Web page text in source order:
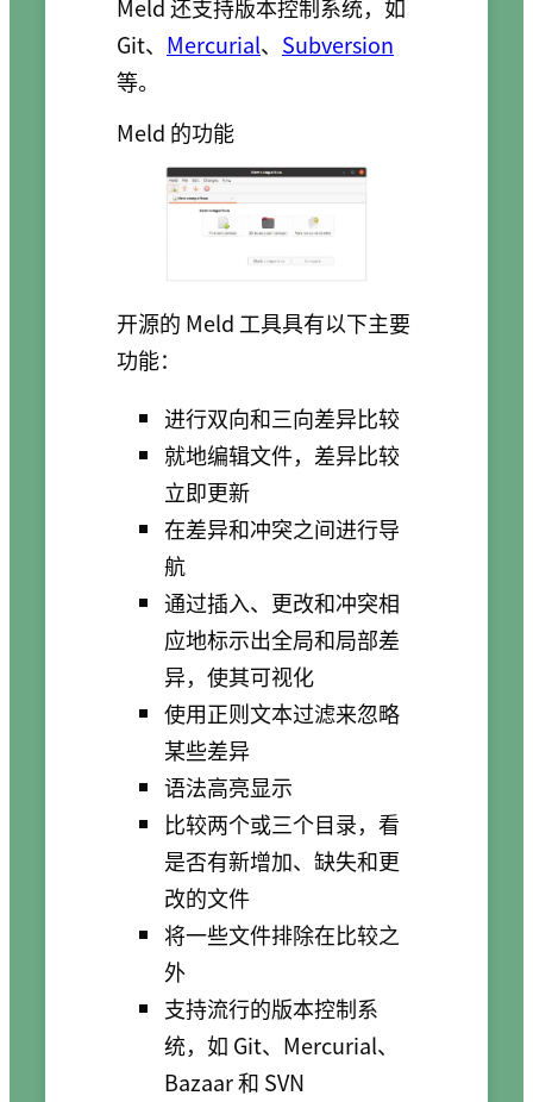
Meld 还支持版本控制系统，如
Git、 Mercurial、 Subversion
等。
Meld 的功能
开源的 Meld 工具具有以下主要
功能：
进行双向和三向差异比较
就地编辑文件，差异比较
立即更新
在差异和冲突之间进行导
航
通过插入、更改和冲突相
应地标示出全局和局部差
异，使其可视化
使用正则文本过滤来忽略
某些差异
语法高亮显示
比较两个或三个目录，看
是否有新增加、缺失和更
改的文件
将一些文件排除在比较之
外
支持流行的版本控制系
统，如 Git、Mercurial、
Bazaar 和 SVN